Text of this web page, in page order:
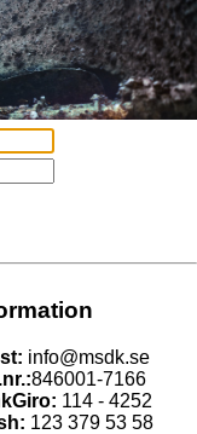
info@msdk.se
846001-7166
114 - 4252
123 379 53 58